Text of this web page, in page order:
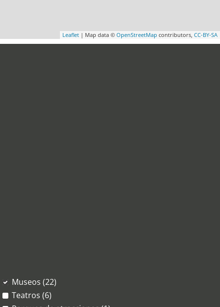
Leaflet | Map data © OpenStreetMap contributors, CC-BY-SA
Museos (22)
Teatros (6)